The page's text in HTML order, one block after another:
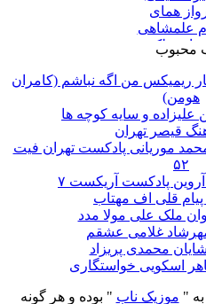
همای
علمشاهی
سینا سرلک
شیرازی
افشار
مظفری
قربانی
پیوند
رهنما
یاحقی
امین حبیبی
حبیب
زاده
پازل بند
سعیدی
عسکری
سعیدی
محبوب
ریمیکس من اگه نباشم (کامران
هومن)
علیزاده و سایه کوچه ها
قیصر تهران
محمد موریانی پادکست تهران فیت
۵۲
آروین پادکست آریکست ۷
پیام قلی اف مهتاب
ملک علی مولا مدد
مهرشاد غلامی عشقم
شایان محمدی پریزاد
اسکویی خواستگاری
" موزیک ناب " بوده و هر گونه